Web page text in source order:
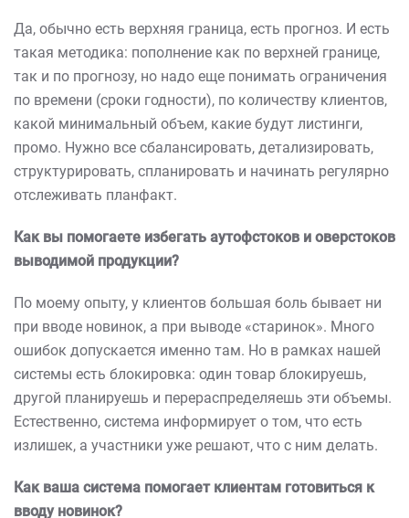
Да, обычно есть верхняя граница, есть прогноз. И есть
такая методика: пополнение как по верхней границе,
так и по прогнозу, но надо еще понимать ограничения
по времени (сроки годности), по количеству клиентов,
какой минимальный объем, какие будут листинги,
промо. Нужно все сбалансировать, детализировать,
структурировать, спланировать и начинать регулярно
отслеживать планфакт.
Как вы помогаете избегать аутофстоков и оверстоков
выводимой продукции?
По моему опыту, у клиентов большая боль бывает ни
при вводе новинок, а при выводе «старинок». Много
ошибок допускается именно там. Но в рамках нашей
системы есть блокировка: один товар блокируешь,
другой планируешь и перераспределяешь эти объемы.
Естественно, система информирует о том, что есть
излишек, а участники уже решают, что с ним делать.
Как ваша система помогает клиентам готовиться к
вводу новинок?